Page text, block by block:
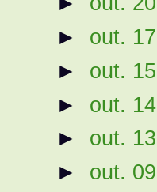
► out. 17
► out. 15
► out. 14
► out. 13
► out. 09